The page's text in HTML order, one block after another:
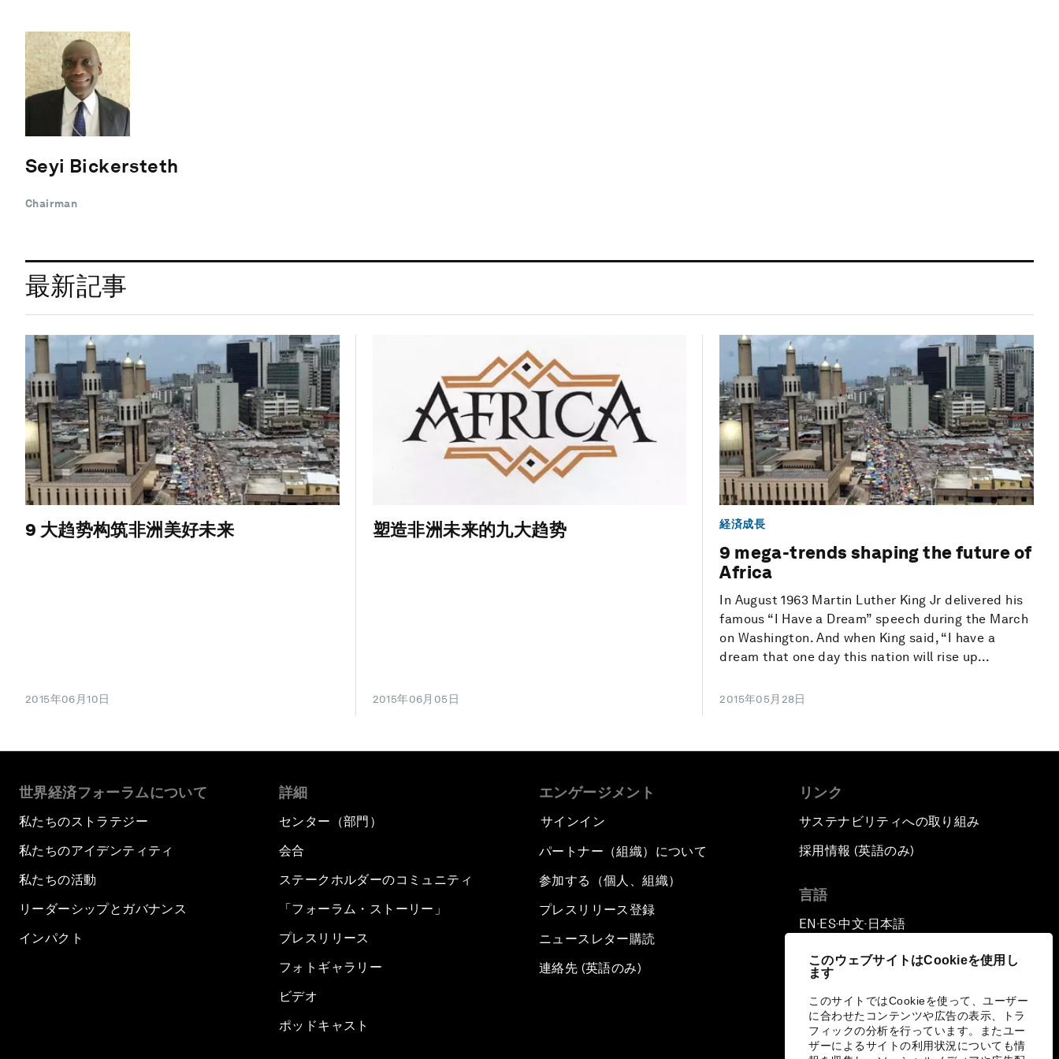
このウェブサイトはCookieを使用し
ます
このサイトではCookieを使って、ユーザー
に合わせたコンテンツや広告の表示、トラ
フィックの分析を行っています。またユー
ザーによるサイトの利用状況についても情
Seyi Bickersteth
Chairman
最新記事
9 大趋势构筑非洲美好未来
2015年06月10日
塑造非洲未来的九大趋势
2015年06月05日
経済成長
9 mega-trends shaping the future of
Africa
In August 1963 Martin Luther King Jr delivered his
famous “I Have a Dream” speech during the March
on Washington. And when King said, “I have a
dream that one day this nation will rise up...
2015年05月28日
世界経済フォーラムについて
私たちのストラテジー
私たちのアイデンティティ
私たちの活動
リーダーシップとガバナンス
インパクト
詳細
センター（部門）
会合
ステークホルダーのコミュニティ
「フォーラム・ストーリー」
プレスリリース
フォトギャラリー
ビデオ
ポッドキャスト
エンゲージメント
サインイン
パートナー（組織）について
参加する（個人、組織）
プレスリリース登録
ニュースレター購読
連絡先 (英語のみ)
リンク
サステナビリティへの取り組み
採用情報 (英語のみ)
言語
EN ▪ ES▪中文▪ 日本語